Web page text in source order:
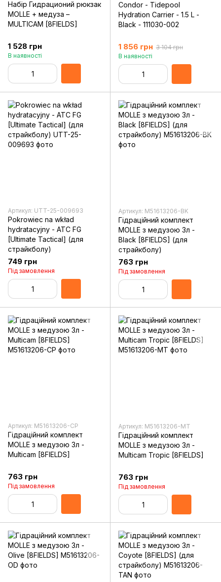
Набір Гидрационий рюкзак
MOLLE + медуза –
MULTICAM [8FIELDS]
1 528 грн
В наявності
Condor - Tidepool
Hydration Carrier - 1.5 L -
Black - 111030-002
1 856 грн 3 104 грн
В наявності
Артикул: UTT-25-009693
Pokrowiec na wkład
hydratacyjny - ATC FG
[Ultimate Tactical] (для
страйкболу)
749 грн
Під замовлення
Артикул: M51613206-BK
Гідраційний комплект
MOLLE з медузою 3л -
Black [8FIELDS] (для
страйкболу)
763 грн
Під замовлення
Артикул: M51613206-CP
Гідраційний комплект
MOLLE з медузою 3л -
Multicam [8FIELDS]
763 грн
Під замовлення
Артикул: M51613206-MT
Гідраційний комплект
MOLLE з медузою 3л -
Multicam Tropic [8FIELDS]
763 грн
Під замовлення